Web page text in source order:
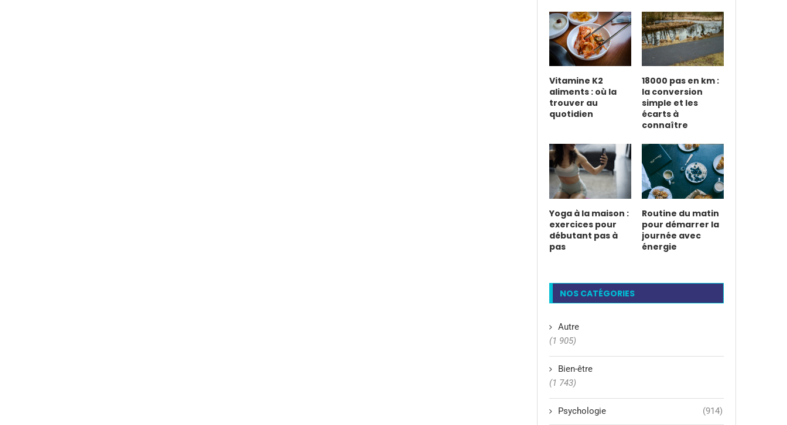
Vitamine K2
aliments : où la
trouver au
quotidien
18000 pas en km :
la conversion
simple et les
écarts à
connaître
Yoga à la maison :
exercices pour
débutant pas à
pas
Routine du matin
pour démarrer la
journée avec
énergie
NOS CATÉGORIES
Autre
(1 905)
Bien-être
(1 743)
Psychologie (914)